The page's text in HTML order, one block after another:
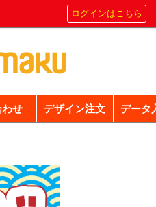
ログインはこちら
わせ デザイン注文 データ